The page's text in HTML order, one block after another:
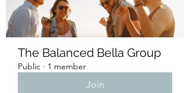
The Balanced Bella Group
Public · 1 member
Join